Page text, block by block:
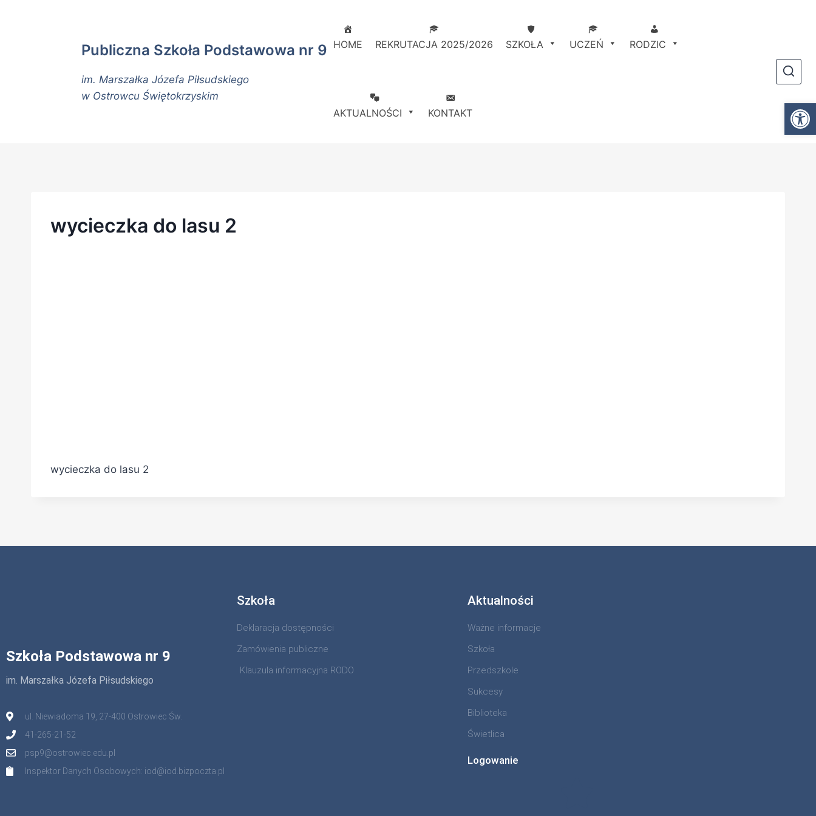
Publiczna Szkoła Podstawowa nr 9
im. Marszałka Józefa Piłsudskiego
w Ostrowcu Świętokrzyskim
HOME REKRUTACJA 2025/2026 SZKOŁA UCZEŃ RODZIC
AKTUALNOŚCI KONTAKT
wycieczka do lasu 2
wycieczka do lasu 2
Szkoła Podstawowa nr 9
im. Marszałka Józefa Piłsudskiego
ul. Niewiadoma 19, 27-400 Ostrowiec Św.
41-265-21-52
psp9@ostrowiec.edu.pl
Inspektor Danych Osobowych: iod@iod.bizpoczta.pl
Szkoła
Deklaracja dostępności
Zamówienia publiczne
Klauzula informacyjna RODO
Aktualności
Ważne informacje
Szkoła
Przedszkole
Sukcesy
Biblioteka
Świetlica
Logowanie